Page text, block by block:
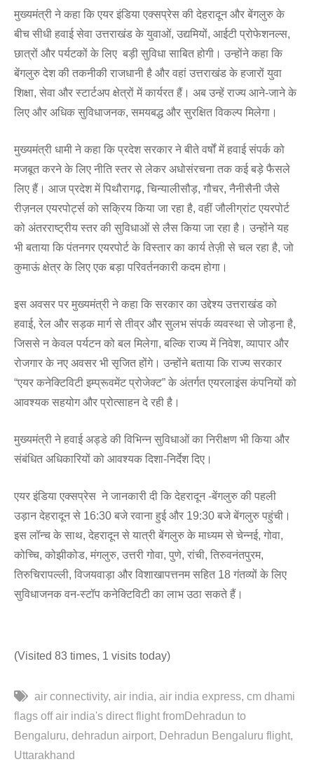
मुख्यमंत्री ने कहा कि एयर इंडिया एक्सप्रेस की देहरादून और बेंगलुरु के
बीच सीधी हवाई सेवा उत्तराखंड के युवाओं, उद्यमियों, आईटी प्रोफेशनल्स,
छात्रों और पर्यटकों के लिए बड़ी सुविधा साबित होगी। उन्होंने कहा कि
बेंगलुरु देश की तकनीकी राजधानी है और वहां उत्तराखंड के हजारों युवा
शिक्षा, सेवा और स्टार्टअप क्षेत्रों में कार्यरत हैं। अब उन्हें राज्य आने-जाने के
लिए और अधिक सुविधाजनक, समयबद्ध और सुरक्षित विकल्प मिलेगा।
मुख्यमंत्री धामी ने कहा कि प्रदेश सरकार ने बीते वर्षों में हवाई संपर्क को
मजबूत करने के लिए नीति स्तर से लेकर अधोसंरचना तक कई बड़े फैसले
लिए हैं। आज प्रदेश में पिथौरागढ़, चिन्यालीसौड़, गौचर, नैनीसैनी जैसे
रीज़नल एयरपोर्ट्स को सक्रिय किया जा रहा है, वहीं जौलीग्रांट एयरपोर्ट
को अंतरराष्ट्रीय स्तर की सुविधाओं से लैस किया जा रहा है। उन्होंने यह
भी बताया कि पंतनगर एयरपोर्ट के विस्तार का कार्य तेज़ी से चल रहा है, जो
कुमाऊं क्षेत्र के लिए एक बड़ा परिवर्तनकारी कदम होगा।
इस अवसर पर मुख्यमंत्री ने कहा कि सरकार का उद्देश्य उत्तराखंड को
हवाई, रेल और सड़क मार्ग से तीव्र और सुलभ संपर्क व्यवस्था से जोड़ना है,
जिससे न केवल पर्यटन को बल मिलेगा, बल्कि राज्य में निवेश, व्यापार और
रोजगार के नए अवसर भी सृजित होंगे। उन्होंने बताया कि राज्य सरकार
“एयर कनेक्टिविटी इम्प्रूवमेंट प्रोजेक्ट” के अंतर्गत एयरलाइंस कंपनियों को
आवश्यक सहयोग और प्रोत्साहन दे रही है।
मुख्यमंत्री ने हवाई अड्डे की विभिन्न सुविधाओं का निरीक्षण भी किया और
संबंधित अधिकारियों को आवश्यक दिशा-निर्देश दिए।
एयर इंडिया एक्सप्रेस ने जानकारी दी कि देहरादून -बेंगलुरु की पहली
उड़ान देहरादून से 16:30 बजे रवाना हुई और 19:30 बजे बेंगलुरु पहुंची।
इस लॉन्च के साथ, देहरादून से यात्री बेंगलुरु के माध्यम से चेन्नई, गोवा,
कोच्चि, कोझीकोड, मंगलुरु, उत्तरी गोवा, पुणे, रांची, तिरुवनंतपुरम,
तिरुचिरापल्ली, विजयवाड़ा और विशाखापत्तनम सहित 18 गंतव्यों के लिए
सुविधाजनक वन-स्टॉप कनेक्टिविटी का लाभ उठा सकते हैं।
(Visited 83 times, 1 visits today)
air connectivity air india air india express cm dhami
flags off air india's direct flight fromDehradun to
Bengaluru dehradun airport
Dehradun Bengaluru flight
Uttarakhand